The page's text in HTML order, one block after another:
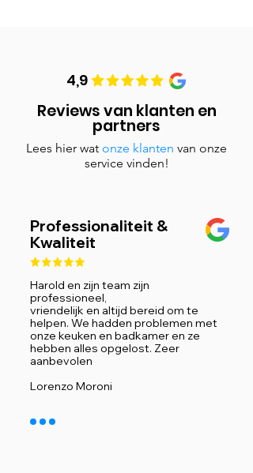
4,9
Reviews van klanten en
partners
Lees hier wat onze klanten van onze
service vinden!
Professionaliteit &
Kwaliteit
Harold en zijn team zijn
professioneel,
vriendelijk en altijd bereid om te
helpen. We hadden problemen met
onze keuken en badkamer en ze
hebben alles opgelost. Zeer
aanbevolen
Lorenzo Moroni